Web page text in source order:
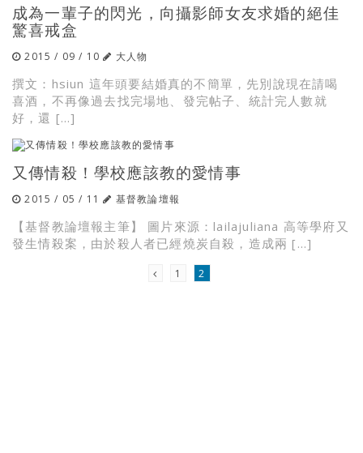
成為一輩子的閃光，向攝影師女友求婚的絕佳
驚喜戒盒
2015 / 09 / 10 大人物
撰文：hsiun 這年頭要結婚真的不簡單，先別說現在請喝
喜酒，不再像過去找完場地、發完帖子、統計完人數就
好，還 […]
又傳情殺！學校應該教的愛情事
2015 / 05 / 11 基督教論壇報
【基督教論壇報主筆】 圖片來源：lailajuliana 高等學府又
發生情殺案，由於殺人者已經燒炭自殺，造成兩 […]
1 2